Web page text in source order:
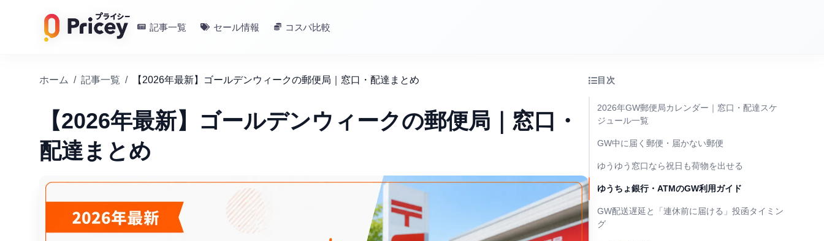
記事一覧 セール情報 コスパ比較
ホーム / 記事一覧 / 【2026年最新】ゴールデンウィークの郵便局｜窓口・配達まとめ
【2026年最新】ゴールデンウィークの郵便局｜窓口・
配達まとめ
目次
2026年GW郵便局カレンダー｜窓口・配達スケ
ジュール一覧
GW中に届く郵便・届かない郵便
ゆうゆう窓口なら祝日も荷物を出せる
ゆうちょ銀行・ATMのGW利用ガイド
GW配送遅延と「連休前に届ける」投函タイミン
グ